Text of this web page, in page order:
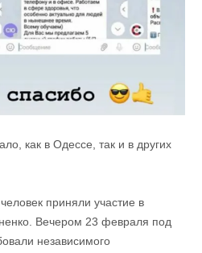
как в Одессе, так и в других
приняли участие в
Вечером 23 февраля под
независимого